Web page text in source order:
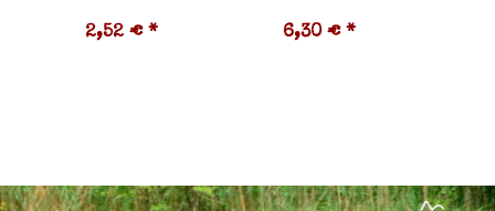
2,52 € * 6,30 € *